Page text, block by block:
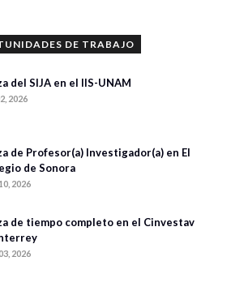
DE TRABAJO
del SIJA en el IIS-UNAM
2026
de Profesor(a) Investigador(a) en El
de Sonora
2026
de tiempo completo en el Cinvestav
2026